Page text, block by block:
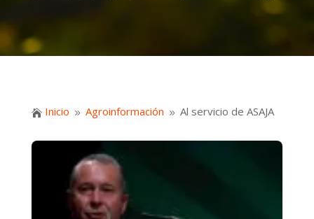
 Inicio 9 Agroinformación 9 Al servicio de ASAJA